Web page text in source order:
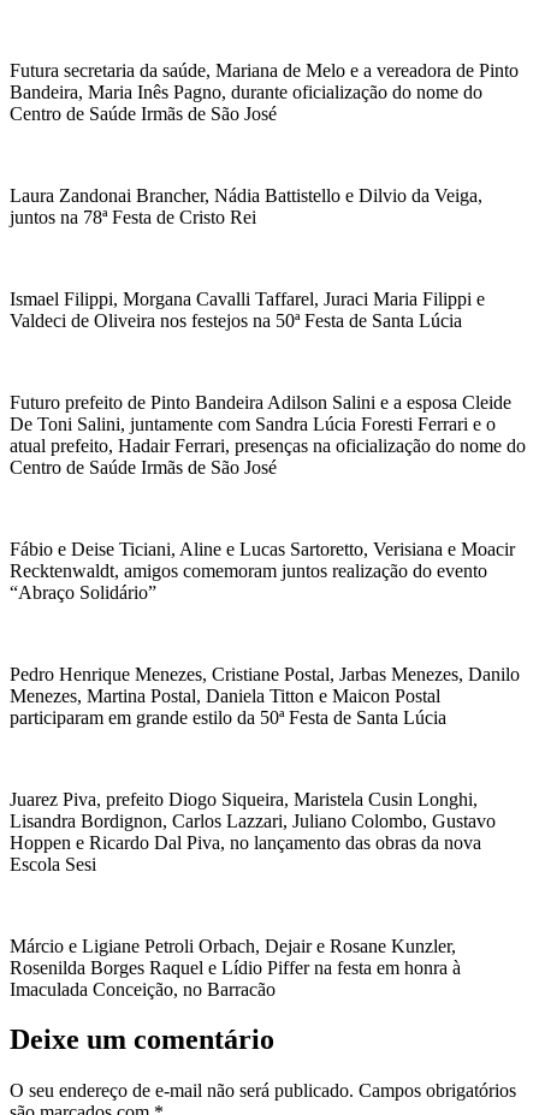
Futura secretaria da saúde, Mariana de Melo e a vereadora de Pinto
Bandeira, Maria Inês Pagno, durante oficialização do nome do
Centro de Saúde Irmãs de São José
Laura Zandonai Brancher, Nádia Battistello e Dilvio da Veiga,
juntos na 78ª Festa de Cristo Rei
Ismael Filippi, Morgana Cavalli Taffarel, Juraci Maria Filippi e
Valdeci de Oliveira nos festejos na 50ª Festa de Santa Lúcia
Futuro prefeito de Pinto Bandeira Adilson Salini e a esposa Cleide
De Toni Salini, juntamente com Sandra Lúcia Foresti Ferrari e o
atual prefeito, Hadair Ferrari, presenças na oficialização do nome do
Centro de Saúde Irmãs de São José
Fábio e Deise Ticiani, Aline e Lucas Sartoretto, Verisiana e Moacir
Recktenwaldt, amigos comemoram juntos realização do evento
“Abraço Solidário”
Pedro Henrique Menezes, Cristiane Postal, Jarbas Menezes, Danilo
Menezes, Martina Postal, Daniela Titton e Maicon Postal
participaram em grande estilo da 50ª Festa de Santa Lúcia
Juarez Piva, prefeito Diogo Siqueira, Maristela Cusin Longhi,
Lisandra Bordignon, Carlos Lazzari, Juliano Colombo, Gustavo
Hoppen e Ricardo Dal Piva, no lançamento das obras da nova
Escola Sesi
Márcio e Ligiane Petroli Orbach, Dejair e Rosane Kunzler,
Rosenilda Borges Raquel e Lídio Piffer na festa em honra à
Imaculada Conceição, no Barracão
Deixe um comentário
O seu endereço de e-mail não será publicado. Campos obrigatórios